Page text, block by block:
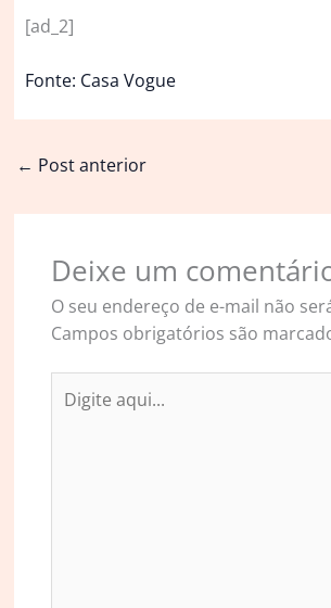
[ad_2]
Fonte: Casa Vogue
← Post anterior
Deixe um
O seu endereço de e-mail não
Campos obrigatórios são
aqui...